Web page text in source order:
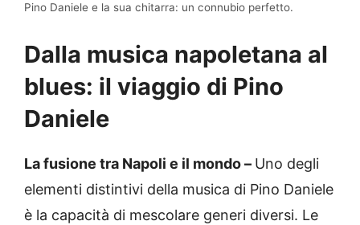
Pino Daniele e la sua chitarra: un connubio perfetto.
Dalla musica napoletana al
blues: il viaggio di Pino
Daniele
La fusione tra Napoli e il mondo – Uno degli
elementi distintivi della musica di Pino Daniele
è la capacità di mescolare generi diversi. Le